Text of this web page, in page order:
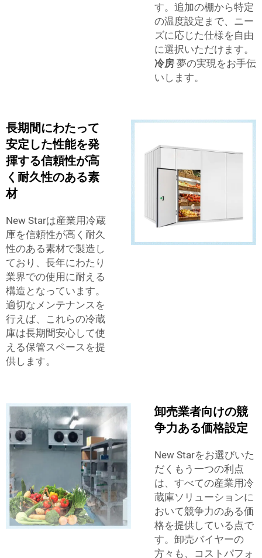
す。追加の棚から特定
の温度設定まで、ニー
ズに応じた仕様を自由
に選択いただけます。
冷房 夢の実現をお手伝
いします。
長期間にわたって
安定した性能を発
揮する信頼性が高
く耐久性のある素
材
New Starは産業用冷蔵
庫を信頼性が高く耐久
性のある素材で製造し
ており、長年にわたり
業界での使用に耐える
構造となっています。
適切なメンテナンスを
行えば、これらの冷蔵
庫は長期間安心して使
える保管スペースを提
供します。
卸売業者向けの競
争力ある価格設定
New Starをお選びいた
だくもう一つの利点
は、すべての産業用冷
蔵庫ソリューションに
おいて競争力のある価
格を提供している点で
す。卸売バイヤーの
方々も、コストパフォ